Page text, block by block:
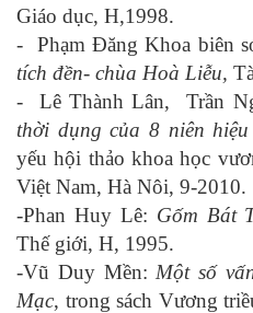
Giáo dục, H,1998.
- Phạm Đăng Khoa biên
tích đền- chùa Hoà Liễu,
- Lê Thành Lân, Trần
thời dụng của 8 niên
yếu hội thảo khoa học
Việt Nam, Hà Nôi, 9-2010.
-Phan Huy Lê: Gốm Bát
Thế giới, H, 1995.
-Vũ Duy Mền: Một số
Mạc, trong sách Vương